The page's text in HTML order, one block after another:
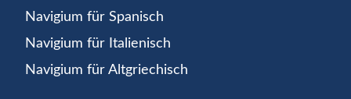
Navigium für Spanisch
Navigium für Italienisch
Navigium für Altgriechisch